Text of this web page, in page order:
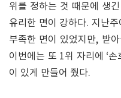
위를 정하는 것 때문에 생
유리한 면이 강하다. 지난
부족한 면이 있었지만, 받
이번에는 또 1위 자리에 ‘
이 있게 만들어 줬다.